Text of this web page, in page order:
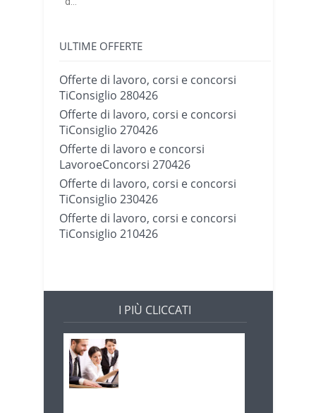
ULTIME OFFERTE
Offerte di lavoro, corsi e concorsi
TiConsiglio 280426
Offerte di lavoro, corsi e concorsi
TiConsiglio 270426
Offerte di lavoro e concorsi
LavoroeConcorsi 270426
Offerte di lavoro, corsi e concorsi
TiConsiglio 230426
Offerte di lavoro, corsi e concorsi
TiConsiglio 210426
I PIÙ CLICCATI